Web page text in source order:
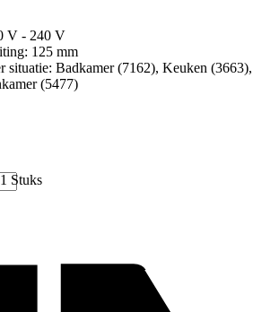
V - 240 V
: 125 mm
situatie: Badkamer (7162), Keuken (3663),
(5477)
1 Stuks